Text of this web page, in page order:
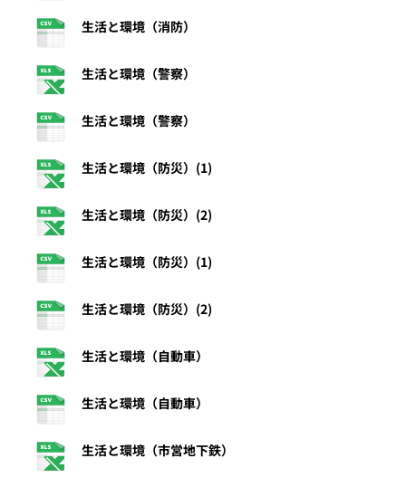
生活と環境（消防）
生活と環境（警察）
生活と環境（警察）
生活と環境（防災）(1)
生活と環境（防災）(2)
生活と環境（防災）(1)
生活と環境（防災）(2)
生活と環境（自動車）
生活と環境（自動車）
生活と環境（市営地下鉄）